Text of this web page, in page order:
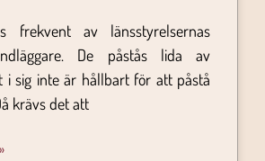
frekvent av länsstyrelsernas
De påstås lida av
i sig inte är hållbart för att påstå
krävs det att